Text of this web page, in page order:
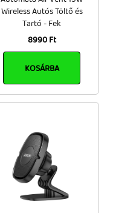
Wireless Autós Töltő és
Tartó - Fek
8990 Ft
KOSÁRBA